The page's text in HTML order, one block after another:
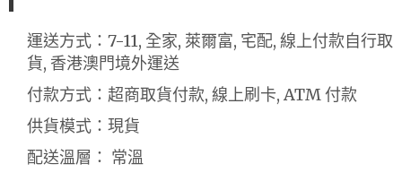
運送方式：7-11, 全家, 萊爾富, 宅配, 線上付款自行取
貨, 香港澳門境外運送
付款方式：超商取貨付款, 線上刷卡, ATM 付款
供貨模式：現貨
配送溫層： 常溫